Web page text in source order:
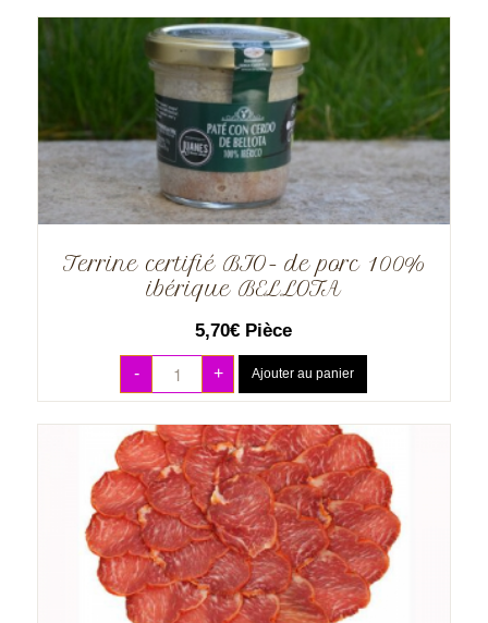
Terrine certifié BIO- de porc 100%
ibérique BELLOTA
5,70€ Pièce
- + Ajouter au panier